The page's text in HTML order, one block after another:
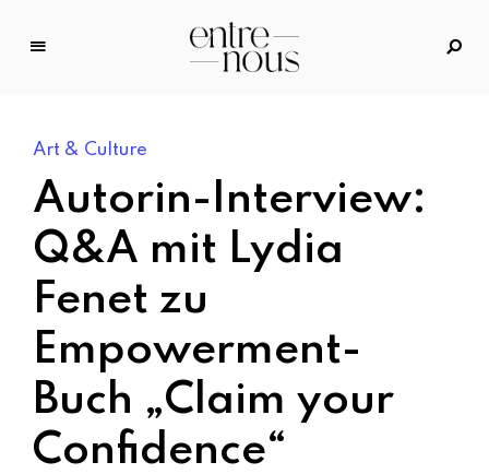
u
s
–
D
a
s
M
d
Art & Culture
Autorin-Interview:
Q&A mit Lydia
Fenet zu
Empowerment-
Buch „Claim your
Confidence“